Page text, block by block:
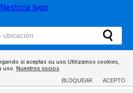
si aceptas su uso.Utilizamos cookies,
uso. Nuestros socios
BLOQUEAR ACEPTO